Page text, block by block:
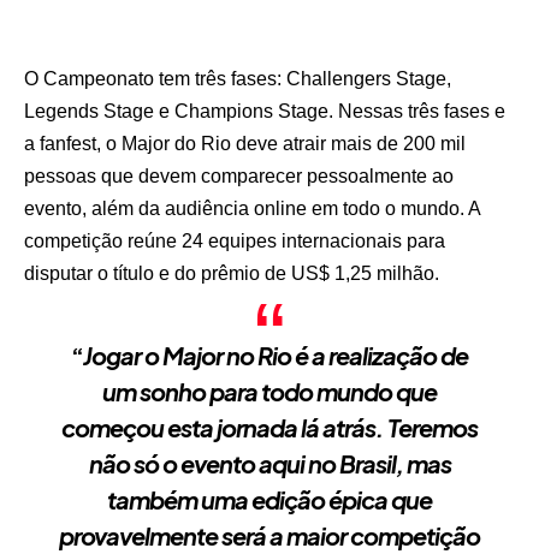
O Campeonato tem três fases: Challengers Stage,
Legends Stage e Champions Stage. Nessas três fases e
a fanfest, o Major do Rio deve atrair mais de 200 mil
pessoas que devem comparecer pessoalmente ao
evento, além da audiência online em todo o mundo. A
competição reúne 24 equipes internacionais para
disputar o título e do prêmio de US$ 1,25 milhão.
“Jogar o Major no Rio é a realização de
um sonho para todo mundo que
começou esta jornada lá atrás. Teremos
não só o evento aqui no Brasil, mas
também uma edição épica que
provavelmente será a maior competição